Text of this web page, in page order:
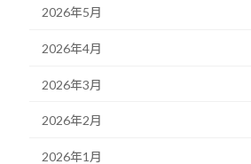
2026年5月
2026年4月
2026年3月
2026年2月
2026年1月